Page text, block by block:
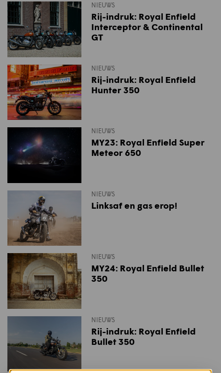
NIEUWS
Rij-indruk: Royal Enfield
Interceptor & Continental
GT
NIEUWS
Rij-indruk: Royal Enfield
Hunter 350
NIEUWS
MY23: Royal Enfield Super
Meteor 650
NIEUWS
Linksaf en gas erop!
NIEUWS
MY24: Royal Enfield Bullet
350
NIEUWS
Rij-indruk: Royal Enfield
Bullet 350